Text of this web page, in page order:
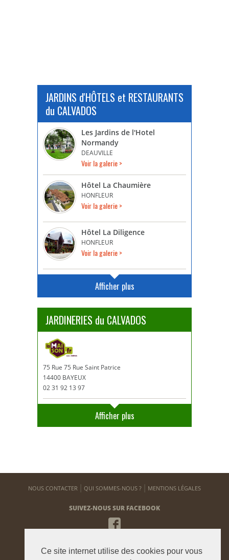
Ce site internet utilise des cookies pour vous
JARDINS d'HÔTELS et RESTAURANTS
du CALVADOS
Les Jardins de l'Hotel
Normandy
DEAUVILLE
Voir la galerie >
Hôtel La Chaumière
HONFLEUR
Voir la galerie >
Hôtel La Diligence
HONFLEUR
Voir la galerie >
Afficher plus
JARDINERIES du CALVADOS
75 Rue 75 Rue Saint Patrice
14400 BAYEUX
02 31 92 13 97
Afficher plus
NOUS CONTACTER QUI SOMMES-NOUS ? MENTIONS LÉGALES
SUIVEZ-NOUS SUR FACEBOOK
NEWSLETTER